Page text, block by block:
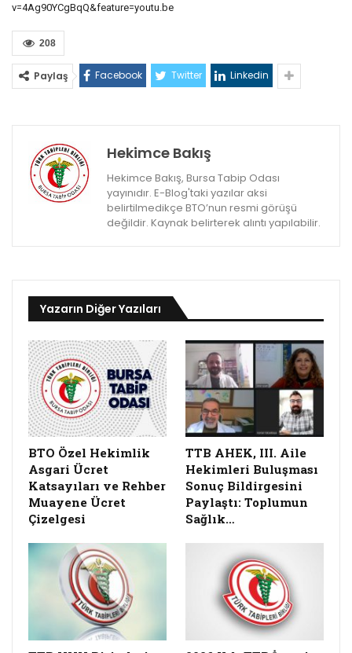
v=4Ag90YCgBqQ&feature=youtu.be
208
Paylaş Facebook Twitter Linkedin
Hekimce Bakış
Hekimce Bakış, Bursa Tabip Odası
yayınıdır. E-Blog'taki yazılar aksi
belirtilmedikçe BTO’nun resmi görüşü
değildir. Kaynak belirterek alıntı yapılabilir.
Yazarın Diğer Yazıları
BTO Özel Hekimlik
Asgari Ücret
Katsayıları ve Rehber
Muayene Ücret
Çizelgesi
TTB AHEK, III. Aile
Hekimleri Buluşması
Sonuç Bildirgesini
Paylaştı: Toplumun
Sağlık…